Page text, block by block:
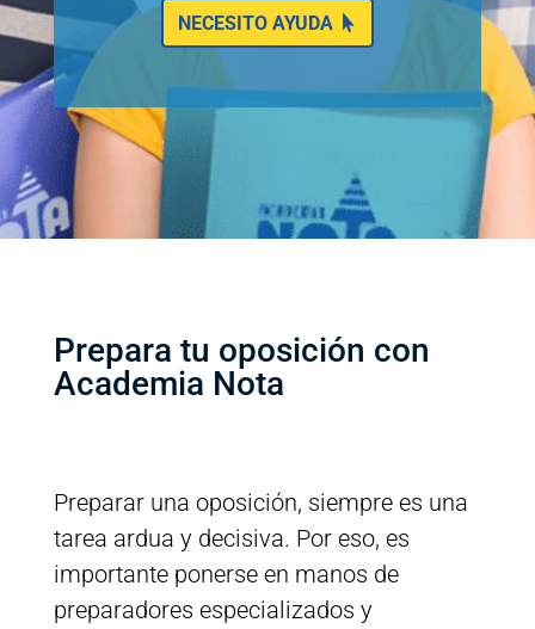
NECESITO AYUDA
Prepara tu oposición con
Academia Nota
Preparar una oposición, siempre es una
tarea ardua y decisiva. Por eso, es
importante ponerse en manos de
preparadores especializados y